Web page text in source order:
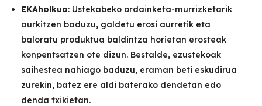
EKAholkua: Ustekabeko ordainketa-murrizketarik
aurkitzen baduzu, galdetu erosi aurretik eta
baloratu produktua baldintza horietan erosteak
konpentsatzen ote dizun. Bestalde, ezustekoak
saihestea nahiago baduzu, eraman beti eskudirua
zurekin, batez ere aldi baterako dendetan edo
denda txikietan.